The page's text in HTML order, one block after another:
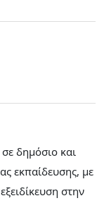
δημόσιο και
εκπαίδευσης, με
στην